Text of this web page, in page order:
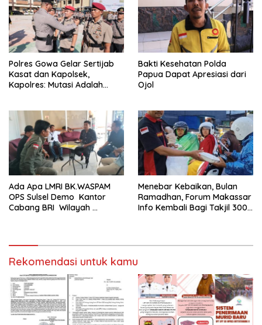
Polres Gowa Gelar Sertijab
Kasat dan Kapolsek,
Kapolres: Mutasi Adalah
Bakti Kesehatan Polda
Papua Dapat Apresiasi dari
Ojol
Ada Apa LMRI BK.WASPAM
OPS Sulsel Demo Kantor
Cabang BRI Wilayah
Menebar Kebaikan, Bulan
Ramadhan, Forum Makassar
Info Kembali Bagi Takjil 300
Rekomendasi untuk kamu